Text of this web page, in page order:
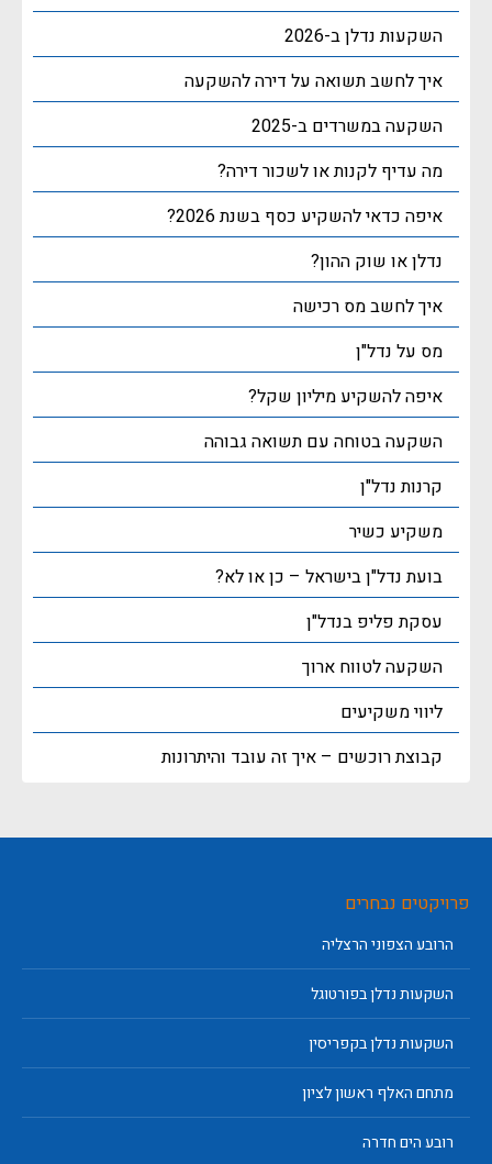
השקעות נדלן ב-2026
איך לחשב תשואה על דירה להשקעה
השקעה במשרדים ב-2025
מה עדיף לקנות או לשכור דירה?
איפה כדאי להשקיע כסף בשנת 2026?
נדלן או שוק ההון?
איך לחשב מס רכישה
מס על נדל"ן
איפה להשקיע מיליון שקל?
השקעה בטוחה עם תשואה גבוהה
קרנות נדל"ן
משקיע כשיר
בועת נדל"ן בישראל – כן או לא?
עסקת פליפ בנדל"ן
השקעה לטווח ארוך
ליווי משקיעים
קבוצת רוכשים – איך זה עובד והיתרונות
פרויקטים נבחרים
הרובע הצפוני הרצליה
השקעות נדלן בפורטוגל
השקעות נדלן בקפריסין
מתחם האלף ראשון לציון
רובע הים חדרה